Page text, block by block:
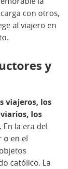
con otros,
al viajero en
y
viajeros, los
los
la era del
o en el
católico. La